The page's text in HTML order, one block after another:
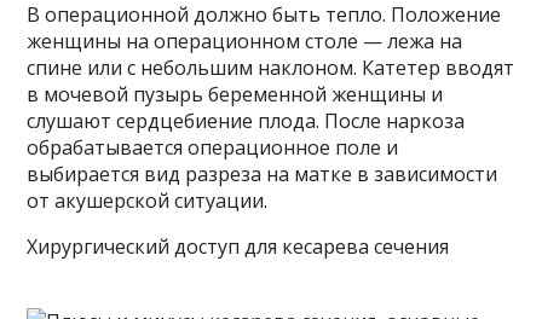
В операционной должно быть тепло. Положение
женщины на операционном столе — лежа на
спине или с небольшим наклоном. Катетер вводят
в мочевой пузырь беременной женщины и
слушают сердцебиение плода. После наркоза
обрабатывается операционное поле и
выбирается вид разреза на матке в зависимости
от акушерской ситуации.
Хирургический доступ для кесарева сечения